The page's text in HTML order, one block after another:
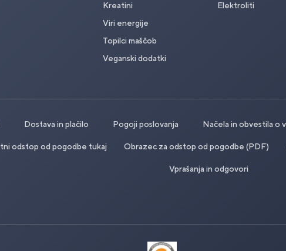
Kreatini
Viri energije
Topilci maščob
Veganski dodatki
Elektroliti
Dostava in plačilo Pogoji poslovanja Načela in obvestila o
odstop od pogodbe tukaj Obrazec za odstop od pogodbe (PDF)
Vprašanja in odgovori